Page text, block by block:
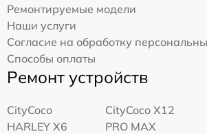
Ремонтируемые модели
Наши услуги
Согласие на обработку
Способы оплаты
Ремонт устройств
CityCoco
HARLEY X6
CityCoco X12
PRO MAX